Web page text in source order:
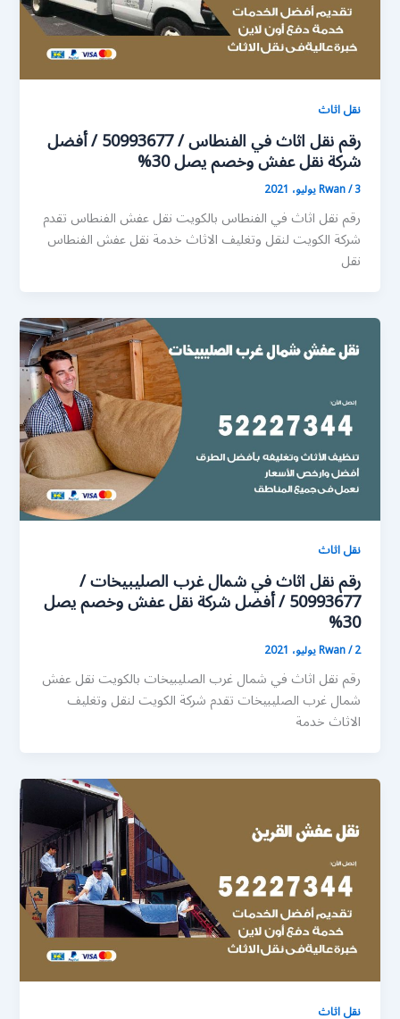
نقل اثاث
رقم نقل اثاث في الفنطاس / 50993677 / أفضل
شركة نقل عفش وخصم يصل 30%
Rwan/3 يوليو، 2021
رقم نقل اثاث في الفنطاس بالكويت نقل عفش الفنطاس تقدم
شركة الكويت لنقل وتغليف الاثاث خدمة نقل عفش الفنطاس
نقل
نقل اثاث
رقم نقل اثاث في شمال غرب الصليبيخات /
50993677 / أفضل شركة نقل عفش وخصم يصل
30%
Rwan/2 يوليو، 2021
رقم نقل اثاث في شمال غرب الصليبيخات بالكويت نقل عفش
شمال غرب الصليبيخات تقدم شركة الكويت لنقل وتغليف
الاثاث خدمة
نقل اثاث